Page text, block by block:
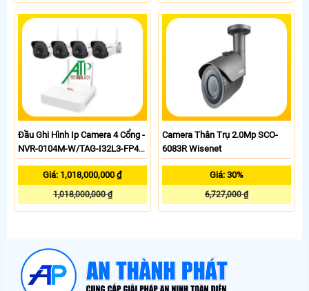
Đầu Ghi Hình Ip Camera 4 Cổng -
NVR-0104M-W/TAG-I32L3-FP40-
Giá: 1,018,000,000 ₫
1,018,000,000 ₫
Camera Thân Trụ 2.0Mp SCO-
6083R Wisenet
Giá: 30%
6,727,000 ₫